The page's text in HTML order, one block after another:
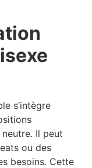
s’intègre
Il peut
ou des
besoins. Cette